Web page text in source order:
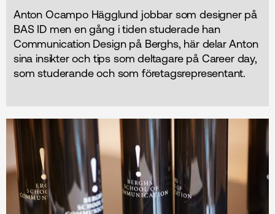
Anton Ocampo Hägglund jobbar som designer på
BAS ID men en gång i tiden studerade han
Communication Design på Berghs, här delar Anton
sina insikter och tips som deltagare på Career day,
som studerande och som företagsrepresentant.